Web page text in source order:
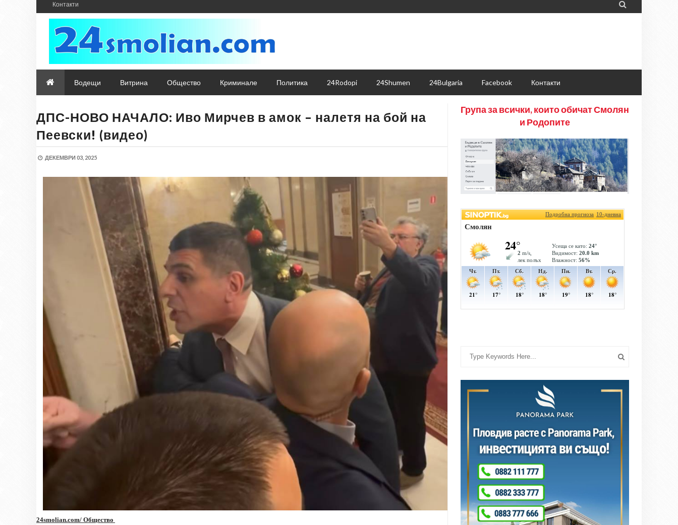
Контакти 
Водещи Витрина Общество Криминале Политика 24Rodopi 24Shumen 24Bulgaria Facebook Контакти
ДПС-НОВО НАЧАЛО: Иво Мирчев в амок – налетя на бой на
Пеевски! (видео)
ДЕКЕМВРИ 03, 2025
24smolian.com/ Общество
Група за всички, които обичат Смолян
и Родопите